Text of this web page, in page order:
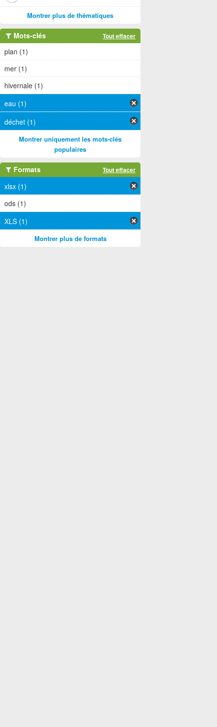
Montrer plus de thématiques
Mots-clés Tout effacer
plan (1)
mer (1)
hivernale (1)
eau (1)
déchet (1)
Montrer uniquement les mots-clés
populaires
Formats Tout effacer
xlsx (1)
ods (1)
XLS (1)
Montrer plus de formats